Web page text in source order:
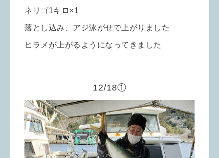
ネリゴ1キロ×1
落とし込み、アジ泳がせで上がりました
ヒラメが上がるようになってきました
12/18①